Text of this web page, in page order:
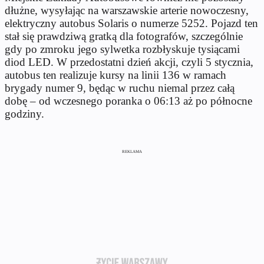
dłużne, wysyłając na warszawskie arterie nowoczesny,
elektryczny autobus Solaris o numerze 5252. Pojazd ten
stał się prawdziwą gratką dla fotografów, szczególnie
gdy po zmroku jego sylwetka rozbłyskuje tysiącami
diod LED. W przedostatni dzień akcji, czyli 5 stycznia,
autobus ten realizuje kursy na linii 136 w ramach
brygady numer 9, będąc w ruchu niemal przez całą
dobę – od wczesnego poranka o 06:13 aż po północne
godziny.
REKLAMA